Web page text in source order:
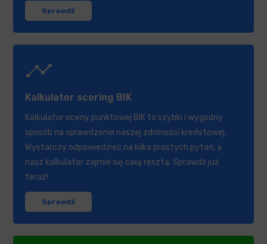
Sprawdź
timeline
Kalkulator scoring BIK
Kalkulator oceny punktowej BIK to szybki i wygodny
sposób na sprawdzenie naszej zdolności kredytowej.
Wystarczy odpowiedzieć na kilka prostych pytań, a
nasz kalkulator zajmie się całą resztą. Sprawdź już
teraz!
Sprawdź